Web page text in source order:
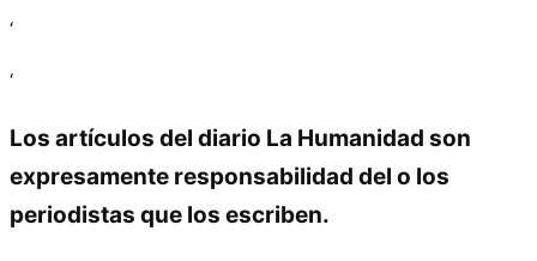
‘
‘
Los artículos del diario La Humanidad son
expresamente responsabilidad del o los
periodistas que los escriben.